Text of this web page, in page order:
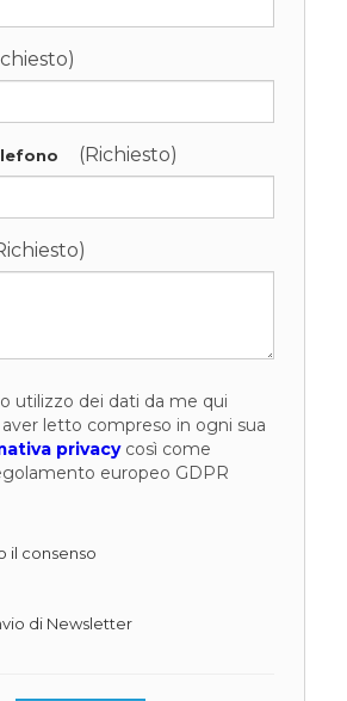
(Richiesto)
utilizzo dei dati da me qui
letto compreso in ogni sua
privacycosì come
europeo GDPR
il consenso
di Newsletter